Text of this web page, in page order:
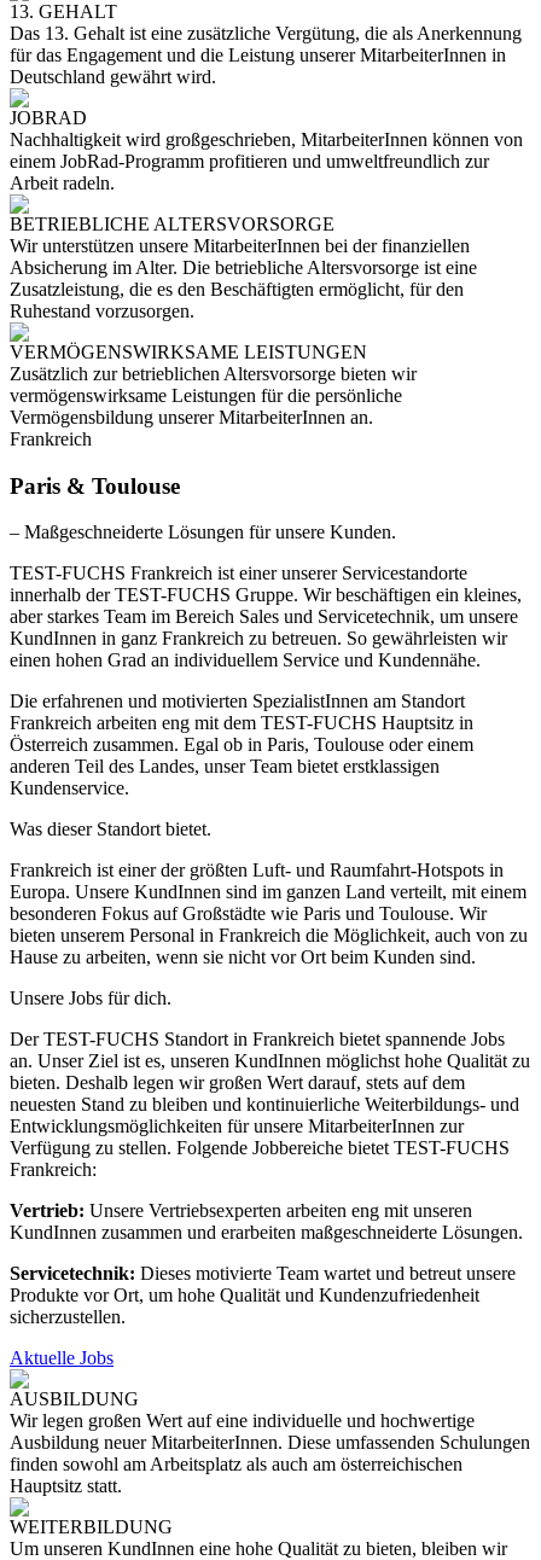
13. GEHALT
Das 13. Gehalt ist eine zusätzliche Vergütung, die als Anerkennung
für das Engagement und die Leistung unserer MitarbeiterInnen in
Deutschland gewährt wird.
JOBRAD
Nachhaltigkeit wird großgeschrieben, MitarbeiterInnen können von
einem JobRad-Programm profitieren und umweltfreundlich zur
Arbeit radeln.
BETRIEBLICHE ALTERSVORSORGE
Wir unterstützen unsere MitarbeiterInnen bei der finanziellen
Absicherung im Alter. Die betriebliche Altersvorsorge ist eine
Zusatzleistung, die es den Beschäftigten ermöglicht, für den
Ruhestand vorzusorgen.
VERMÖGENSWIRKSAME LEISTUNGEN
Zusätzlich zur betrieblichen Altersvorsorge bieten wir
vermögenswirksame Leistungen für die persönliche
Vermögensbildung unserer MitarbeiterInnen an.
Frankreich
Paris & Toulouse
– Maßgeschneiderte Lösungen für unsere Kunden.
TEST-FUCHS Frankreich ist einer unserer Servicestandorte
innerhalb der TEST-FUCHS Gruppe. Wir beschäftigen ein kleines,
aber starkes Team im Bereich Sales und Servicetechnik, um unsere
KundInnen in ganz Frankreich zu betreuen. So gewährleisten wir
einen hohen Grad an individuellem Service und Kundennähe.
Die erfahrenen und motivierten SpezialistInnen am Standort
Frankreich arbeiten eng mit dem TEST-FUCHS Hauptsitz in
Österreich zusammen. Egal ob in Paris, Toulouse oder einem
anderen Teil des Landes, unser Team bietet erstklassigen
Kundenservice.
Was dieser Standort bietet.
Frankreich ist einer der größten Luft- und Raumfahrt-Hotspots in
Europa. Unsere KundInnen sind im ganzen Land verteilt, mit einem
besonderen Fokus auf Großstädte wie Paris und Toulouse. Wir
bieten unserem Personal in Frankreich die Möglichkeit, auch von zu
Hause zu arbeiten, wenn sie nicht vor Ort beim Kunden sind.
Unsere Jobs für dich.
Der TEST-FUCHS Standort in Frankreich bietet spannende Jobs
an. Unser Ziel ist es, unseren KundInnen möglichst hohe Qualität zu
bieten. Deshalb legen wir großen Wert darauf, stets auf dem
neuesten Stand zu bleiben und kontinuierliche Weiterbildungs- und
Entwicklungsmöglichkeiten für unsere MitarbeiterInnen zur
Verfügung zu stellen. Folgende Jobbereiche bietet TEST-FUCHS
Frankreich:
Vertrieb: Unsere Vertriebsexperten arbeiten eng mit unseren
KundInnen zusammen und erarbeiten maßgeschneiderte Lösungen.
Servicetechnik: Dieses motivierte Team wartet und betreut unsere
Produkte vor Ort, um hohe Qualität und Kundenzufriedenheit
sicherzustellen.
Aktuelle Jobs
AUSBILDUNG
Wir legen großen Wert auf eine individuelle und hochwertige
Ausbildung neuer MitarbeiterInnen. Diese umfassenden Schulungen
finden sowohl am Arbeitsplatz als auch am österreichischen
Hauptsitz statt.
WEITERBILDUNG
Um unseren KundInnen eine hohe Qualität zu bieten, bleiben wir